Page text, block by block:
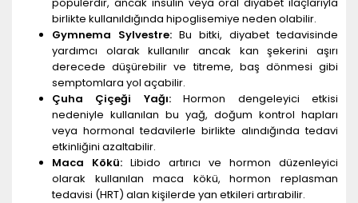
birlikte kullanıldığında hipoglisemiye neden olabilir.
Gymnema Sylvestre: Bu bitki, diyabet tedavisinde
yardımcı olarak kullanılır ancak kan şekerini aşırı
derecede düşürebilir ve titreme, baş dönmesi gibi
semptomlara yol açabilir.
Çuha Çiçeği Yağı:Hormon dengeleyici etkisi
nedeniyle kullanılan bu yağ, doğum kontrol hapları
veya hormonal tedavilerle birlikte alındığında tedavi
etkinliğini azaltabilir.
Maca Kökü: Libido artırıcı ve hormon düzenleyici
olarak kullanılan maca kökü, hormon replasman
tedavisi (HRT) alan kişilerde yan etkileri artırabilir.